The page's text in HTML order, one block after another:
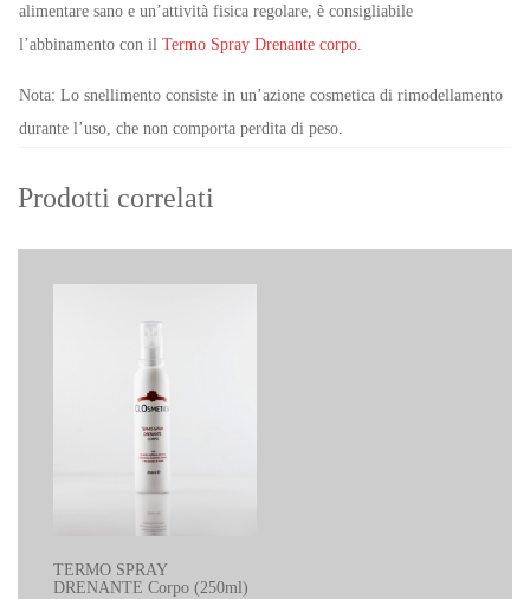
alimentare sano e un’attività fisica regolare, è consigliabile
l’abbinamento con il Termo Spray Drenante corpo.
Nota: Lo snellimento consiste in un’azione cosmetica di rimodellamento
durante l’uso, che non comporta perdita di peso.
Prodotti correlati
TERMO SPRAY
DRENANTE Corpo (250ml)